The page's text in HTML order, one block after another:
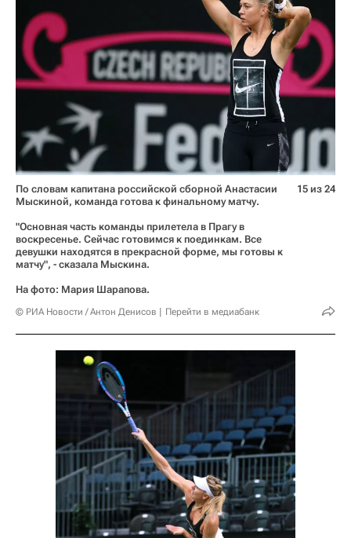
По словам капитана российской сборной Анастасии
Мыскиной, команда готова к финальному матчу.
"Основная часть команды прилетела в Прагу в
воскресенье. Сейчас готовимся к поединкам. Все
девушки находятся в прекрасной форме, мы готовы к
матчу", - сказала Мыскина.
На фото: Мария Шарапова.
© РИА Новости / Антон Денисов Перейти в медиабанк
15 из 24